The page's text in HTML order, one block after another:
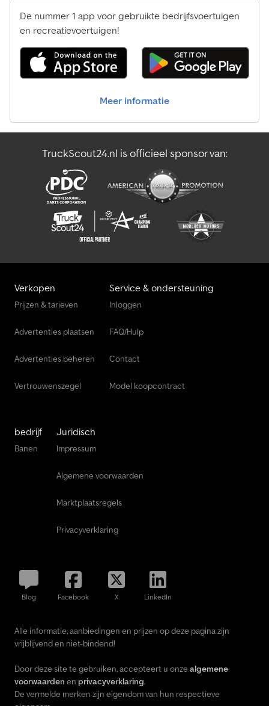
De nummer 1 app voor gebruikte bedrijfsvoertuigen
en recreatievoertuigen!
Meer informatie
TruckScout24.nl is officieel sponsor van:
Verkopen
Prijzen & tarieven
Advertenties plaatsen
Advertenties beheren
Vertrouwenszegel
Service & ondersteuning
Inloggen
FAQ/Hulp
Contact
Model koopcontract
bedrijf
Banen
Juridisch
Impressum
Algemene voorwaarden
Marktplaatsregels
Privacyverklaring
Blog Facebook X LinkedIn
Alle informatie, aanbiedingen en prijzen op deze pagina zijn
vrijblijvend en niet-bindend!
Door deze site te gebruiken, accepteert u onze algemene
voorwaarden en privacyverklaring.
De vermelde merken zijn eigendom van hun respectieve